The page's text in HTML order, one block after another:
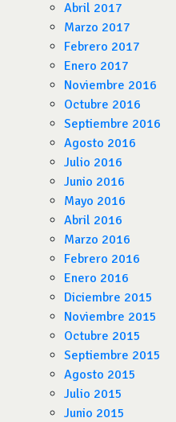
Abril 2017
Marzo 2017
Febrero 2017
Enero 2017
Noviembre 2016
Octubre 2016
Septiembre 2016
Agosto 2016
Julio 2016
Junio 2016
Mayo 2016
Abril 2016
Marzo 2016
Febrero 2016
Enero 2016
Diciembre 2015
Noviembre 2015
Octubre 2015
Septiembre 2015
Agosto 2015
Julio 2015
Junio 2015